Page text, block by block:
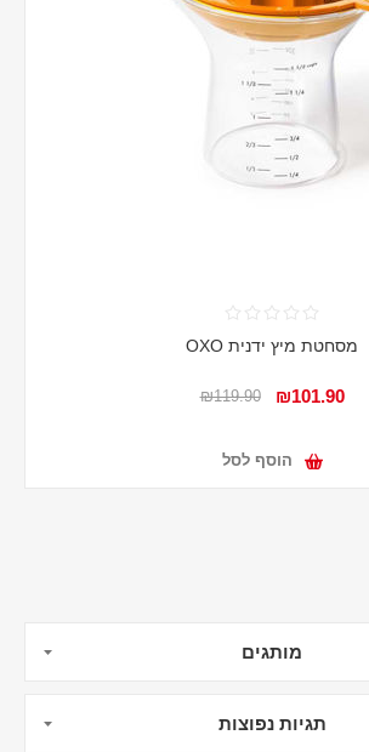
מסחטת מיץ ידנית OXO
₪101.90
₪119.90
הוסף לסל
מותגים
תגיות נפוצות